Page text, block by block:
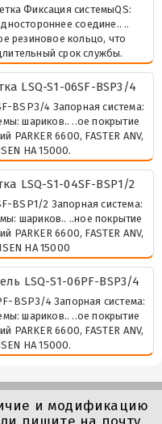
Фиксация системыQS:
соедине.. ..
резиновое кольцо, что
срок службы.
LSQ-S1-06SF-BSP3/4
BSP3/4 Запорная система:
шариков.. ..ое покрытие
PARKER 6600, FASTER ANV,
HA 15000.
LSQ-S1-04SF-BSP1/2
BSP1/2 Запорная система:
шариков.. ..ное покрытие
PARKER 6600, FASTER ANV,
HA 15000
LSQ-S1-06PF-BSP3/4
BSP3/4 Запорная система:
шариков.. ..ое покрытие
PARKER 6600, FASTER ANV,
HA 15000.
и модификацию